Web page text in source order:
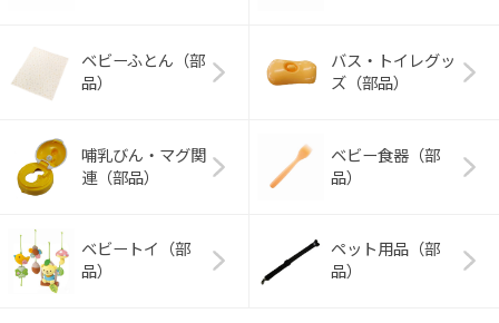
ベビーふとん（部
品）
バス・トイレグッ
ズ（部品）
哺乳びん・マグ関
連（部品）
ベビー食器（部
品）
ベビートイ（部
品）
ペット用品（部
品）